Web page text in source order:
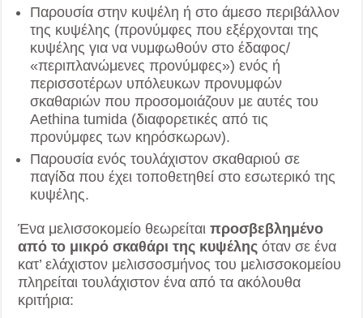
Παρουσία στην κυψέλη ή στο άμεσο περιβάλλον
της κυψέλης (προνύμφες που εξέρχονται της
κυψέλης για να νυμφωθούν στο έδαφος/
«περιπλανώμενες προνύμφες») ενός ή
περισσοτέρων υπόλευκων προνυμφών
σκαθαριών που προσομοιάζουν με αυτές του
Aethina tumida (διαφορετικές από τις
προνύμφες των κηρόσκωρων).
Παρουσία ενός τουλάχιστον σκαθαριού σε
παγίδα που έχει τοποθετηθεί στο εσωτερικό της
κυψέλης.
Ένα μελισσοκομείο θεωρείται προσβεβλημένο
από το μικρό σκαθάρι της κυψέλης όταν σε ένα
κατ’ ελάχιστον μελισσοσμήνος του μελισσοκομείου
πληρείται τουλάχιστον ένα από τα ακόλουθα
κριτήρια: